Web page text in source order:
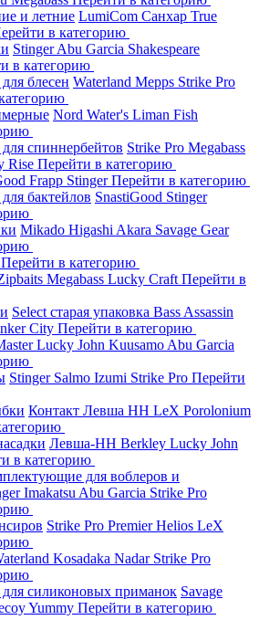
и летние LumiCom Санхар True
в категорию
StingerAbu Garcia Shakespeare
в категорию
блесен Waterland Mepps Strike Pro
Nord Water's Liman Fish
спиннербейтов Strike Pro Megabass
Rise Перейти в категорию
Frapp StingerПерейти в категорию
бактейлов SnastiGood Stinger
Mikado Higashi Akara Savage Gear
Перейти в категорию
Megabass Lucky Craft Перейти в
Select старая упаковка Bass Assassin
City Перейти в категорию
Lucky John Kuusamo Abu Garcia
Stinger Salmo Izumi Strike Pro Перейти
Контакт Левша НН LeX Porolonium
Левша-НН Berkley Lucky John
в категорию
для воблеров и
Imakatsu Abu Garcia Strike Pro
Strike Pro PremierHelios LeX
Kosadaka Nadar Strike Pro
силиконовых приманок Savage
Yummy Перейти в категорию